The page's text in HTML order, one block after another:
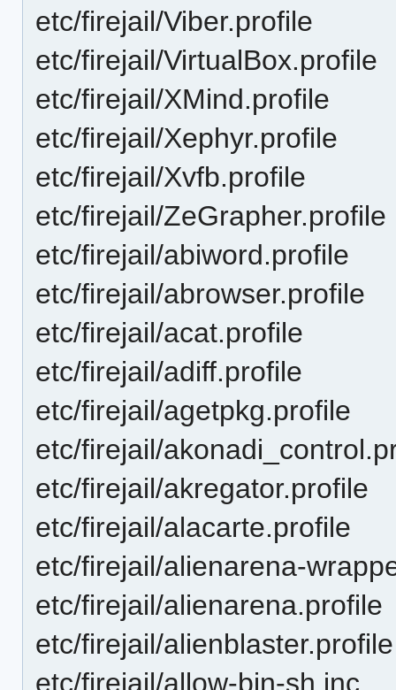
etc/firejail/Viber.profile
etc/firejail/VirtualBox.profile
etc/firejail/XMind.profile
etc/firejail/Xephyr.profile
etc/firejail/Xvfb.profile
etc/firejail/ZeGrapher.profile
etc/firejail/abiword.profile
etc/firejail/abrowser.profile
etc/firejail/acat.profile
etc/firejail/adiff.profile
etc/firejail/agetpkg.profile
etc/firejail/
etc/firejail/akregator.profile
etc/firejail/alacarte.profile
etc/firejail/alienarena-
etc/firejail/alienarena.profile
etc/firejail/alienblaster.profile
etc/firejail/allow-bin-sh.inc